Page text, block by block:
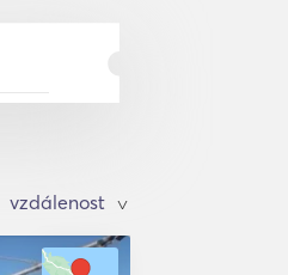
>